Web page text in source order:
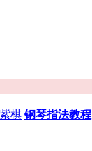
棋 钢琴指法教程